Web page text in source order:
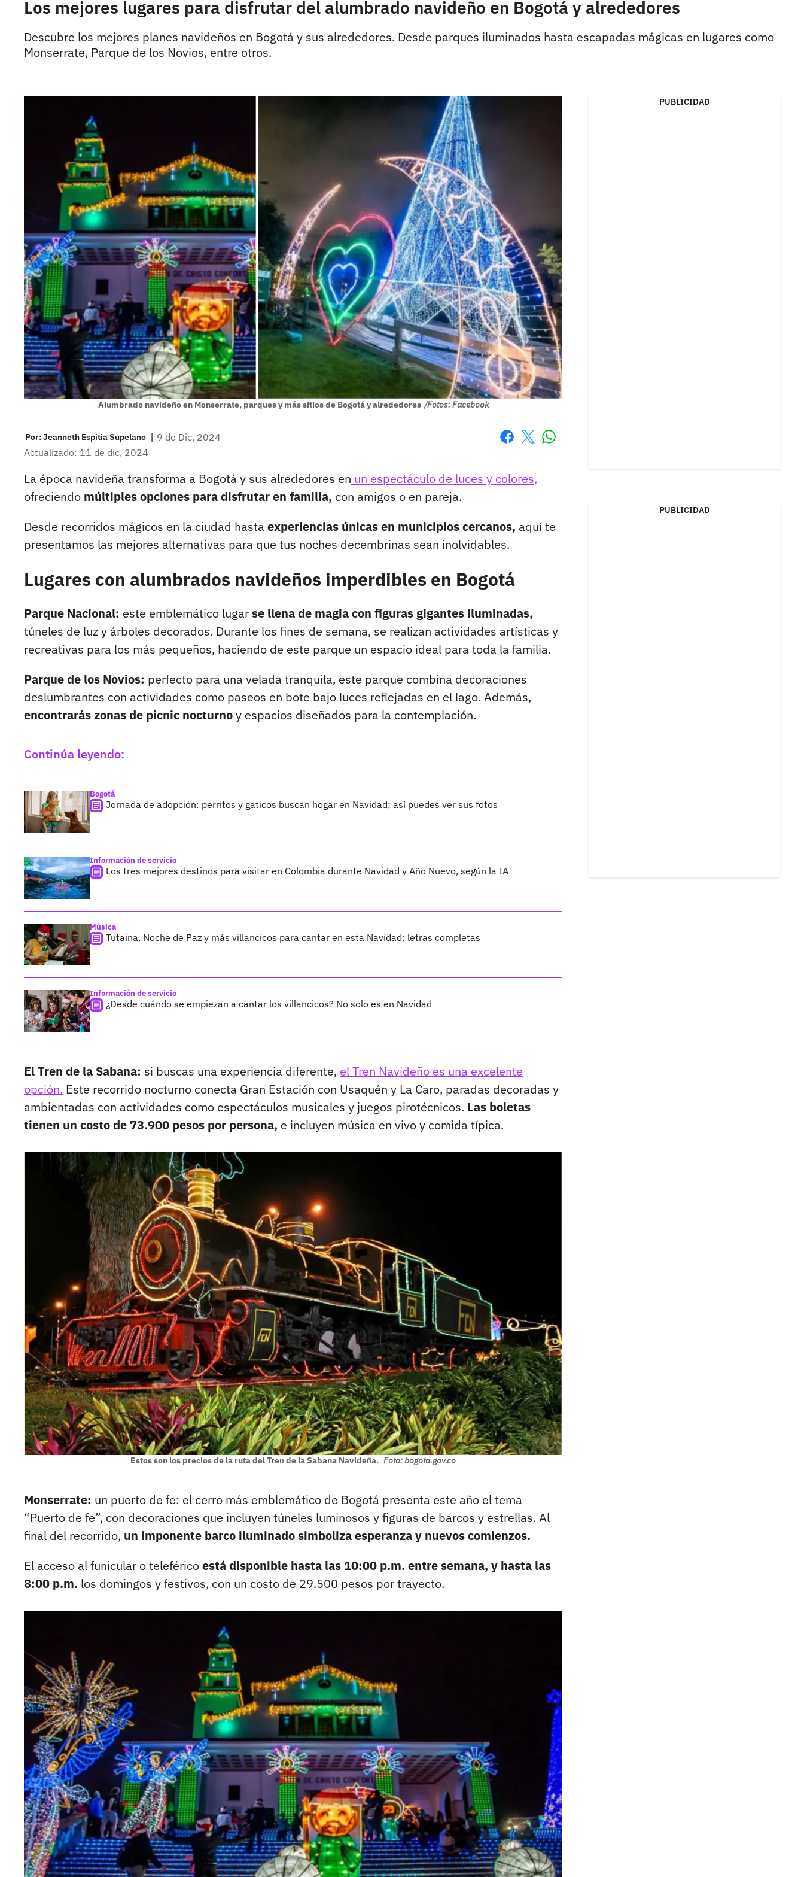
Los mejores lugares para disfrutar del alumbrado navideño en Bogotá y alrededores
Descubre los mejores planes navideños en Bogotá y sus alrededores. Desde parques iluminados hasta escapadas mágicas en lugares como
Monserrate, Parque de los Novios, entre otros.
Alumbrado navideño en Monserrate, parques y más sitios de Bogotá y alrededores /Fotos: Facebook
Por:Jeanneth Espitia Supelano | 9 de Dic, 2024
Actualizado: 11 de dic, 2024
La época navideña transforma a Bogotá y sus alrededores en un espectáculo de luces y colores,
ofreciendo múltiples opciones para disfrutar en familia, con amigos o en pareja.
Desde recorridos mágicos en la ciudad hasta experiencias únicas en municipios cercanos, aquí te
presentamos las mejores alternativas para que tus noches decembrinas sean inolvidables.
Lugares con alumbrados navideños imperdibles en Bogotá
Parque Nacional: este emblemático lugarse llena de magia con figuras gigantes iluminadas,
túneles de luz y árboles decorados. Durante los fines de semana, se realizan actividades artísticas y
recreativas para los más pequeños, haciendo de este parque un espacio ideal para toda la familia.
Parque de los Novios: perfecto para una velada tranquila, este parque combina decoraciones
deslumbrantes con actividades como paseos en bote bajo luces reflejadas en el lago. Además,
encontrarás zonas de picnic nocturnoy espacios diseñados para la contemplación.
Continúa leyendo:
Bogotá
Jornada de adopción: perritos y gaticos buscan hogar en Navidad; así puedes ver sus fotos
Información de servicio
Los tres mejores destinos para visitar en Colombia durante Navidad y Año Nuevo, según la IA
Música
Tutaina, Noche de Paz y más villancicos para cantar en esta Navidad; letras completas
Información de servicio
¿Desde cuándo se empiezan a cantar los villancicos? No solo es en Navidad
El Tren de la Sabana: si buscas una experiencia diferente, el Tren Navideño es una excelente
opción. Este recorrido nocturno conecta Gran Estación con Usaquén y La Caro, paradas decoradas y
ambientadas con actividades como espectáculos musicales y juegos pirotécnicos. Las boletas
tienen un costo de 73.900 pesos por persona, e incluyen música en vivo y comida típica.
Estos son los precios de la ruta del Tren de la Sabana Navideña. Foto: bogota.gov.co
Monserrate: un puerto de fe: el cerro más emblemático de Bogotá presenta este año el tema
“Puerto de fe”, con decoraciones que incluyen túneles luminosos y figuras de barcos y estrellas. Al
final del recorrido, un imponente barco iluminado simboliza esperanza y nuevos comienzos.
El acceso al funicular o teleféricoestá disponible hasta las 10:00 p.m. entre semana, y hasta las
8:00 p.m. los domingos y festivos, con un costo de 29.500 pesos por trayecto.
PUBLICIDAD
PUBLICIDAD